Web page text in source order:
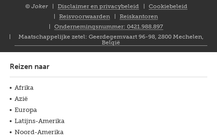
© Joker
Disclaimer en privacybeleid
Cookiebeleid
Reisvoorwaarden
Reiskantoren
Ondernemingsnummer: 0421.988.897
Maatschappelijke zetel: Geerdegemvaart 96-98, 2800 Mechelen,
België
Reizen naar
Afrika
Azië
Europa
Latijns-Amerika
Noord-Amerika